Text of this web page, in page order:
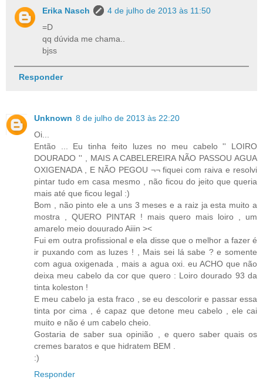
Erika Nasch
4 de julho de 2013 às 11:50
=D
qq dúvida me chama..
bjss
Responder
Unknown 8 de julho de 2013 às 22:20
Oi...
Então ... Eu tinha feito luzes no meu cabelo '' LOIRO
DOURADO '' , MAIS A CABELEREIRA NÃO PASSOU AGUA
OXIGENADA , E NÃO PEGOU ¬¬ fiquei com raiva e resolvi
pintar tudo em casa mesmo , não ficou do jeito que queria
mais até que ficou legal :)
Bom , não pinto ele a uns 3 meses e a raiz ja esta muito a
mostra , QUERO PINTAR ! mais quero mais loiro , um
amarelo meio douurado Aiiin ><
Fui em outra profissional e ela disse que o melhor a fazer é
ir puxando com as luzes ! , Mais sei lá sabe ? e somente
com agua oxigenada , mais a agua oxi. eu ACHO que não
deixa meu cabelo da cor que quero : Loiro dourado 93 da
tinta koleston !
E meu cabelo ja esta fraco , se eu descolorir e passar essa
tinta por cima , é capaz que detone meu cabelo , ele cai
muito e não é um cabelo cheio.
Gostaria de saber sua opinião , e quero saber quais os
cremes baratos e que hidratem BEM .
:)
Responder